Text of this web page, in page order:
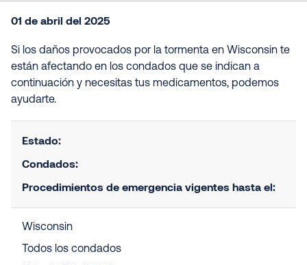
01 de abril del 2025
Si los daños provocados por la tormenta en Wisconsin te
están afectando en los condados que se indican a
continuación y necesitas tus medicamentos, podemos
ayudarte.
Estado:
Condados:
Procedimientos de emergencia vigentes hasta el:
Wisconsin
Todos los condados